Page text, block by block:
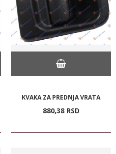
KVAKA ZA PREDNJA VRATA
880,38 RSD